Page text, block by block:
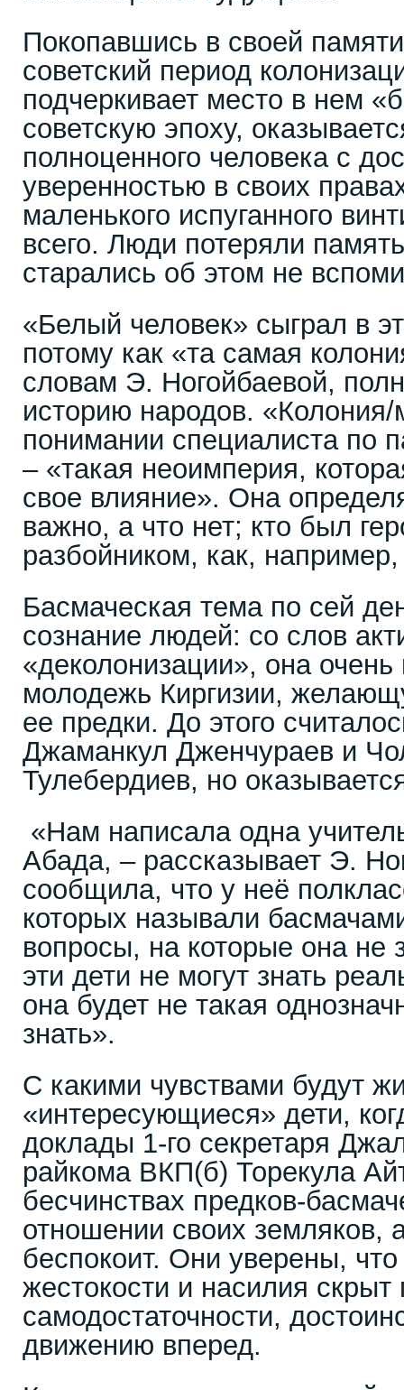
Покопавшись в своей
советский период
подчеркивает место в нем
советскую эпоху,
полноценного человека с
уверенностью в своих
маленького испуганного
всего. Люди потеряли
старались об этом не
«Белый человек» сыграл в
потому как «та самая
словам Э. Ногойбаевой,
историю народов. «Колония/
понимании специалиста по
– «такая неоимперия,
свое влияние». Она
важно, а что нет; кто был
разбойником, как,
Басмаческая тема по сей
сознание людей: со слов
«деколонизации», она
молодежь Киргизии,
ее предки. До этого
Джаманкул Дженчураев и
Тулебердиев, но
«Нам написала одна
Абада, – рассказывает Э.
сообщила, что у неё
которых называли
вопросы, на которые она не
эти дети не могут знать
она будет не такая
знать».
С какими чувствами будут
«интересующиеся» дети,
доклады 1-го секретаря
райкома ВКП(б) Торекула
бесчинствах предков-
отношении своих земляков,
беспокоит. Они уверены,
жестокости и насилия скрыт
самодостаточности,
движению вперед.